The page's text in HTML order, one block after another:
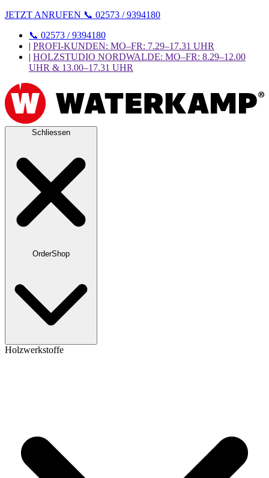
JETZT ANRUFEN 📞 02573 / 9394180
📞 02573 / 9394180
| PROFI-KUNDEN: MO–FR: 7.29–17.31 UHR
| HOLZSTUDIO NORDWALDE: MO–FR: 8.29–12.00
UHR & 13.00–17.31 UHR
Schliessen
OrderShop
Holzwerkstoffe